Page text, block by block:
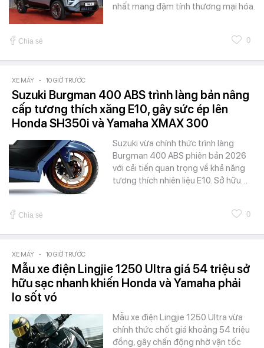
nhất mang đậm tính thương mại hóa.
Chia sẻ 0
XE MÁY - 10 GIỜ TRƯỚC
Suzuki Burgman 400 ABS trình làng bản nâng
cấp tương thích xăng E10, gây sức ép lên
Honda SH350i và Yamaha XMAX 300
Suzuki vừa chính thức trình làng
Burgman 400 ABS phiên bản 2026
với cải tiến quan trọng về khả năng
tương thích nhiên liệu E10. Sở hữu…
Chia sẻ 0
XE MÁY - 10 GIỜ TRƯỚC
Mẫu xe điện Lingjie 1250 Ultra giá 54 triệu sở
hữu sạc nhanh khiến Honda và Yamaha phải
lo sốt vó
Mẫu xe điện Lingjie 1250 Ultra vừa
chính thức chốt giá khoảng 54 triệu
đồng, gây chấn động nhờ vận tốc